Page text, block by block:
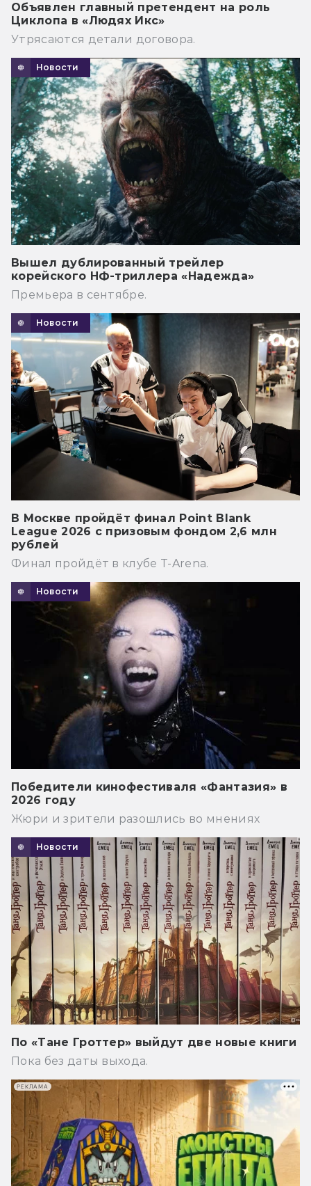
Объявлен главный претендент на роль
Циклопа в «Людях Икс»
Утрясаются детали договора.
Новости
Вышел дублированный трейлер
корейского НФ-триллера «Надежда»
Премьера в сентябре.
Новости
В Москве пройдёт финал Point Blank
League 2026 с призовым фондом 2,6 млн
рублей
Финал пройдёт в клубе T-Arena.
Новости
Победители кинофестиваля «Фантазия» в
2026 году
Жюри и зрители разошлись во мнениях
Новости
По «Тане Гроттер» выйдут две новые книги
Пока без даты выхода.
РЕКЛАМА